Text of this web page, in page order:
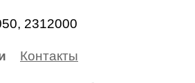
2312000
Контакты